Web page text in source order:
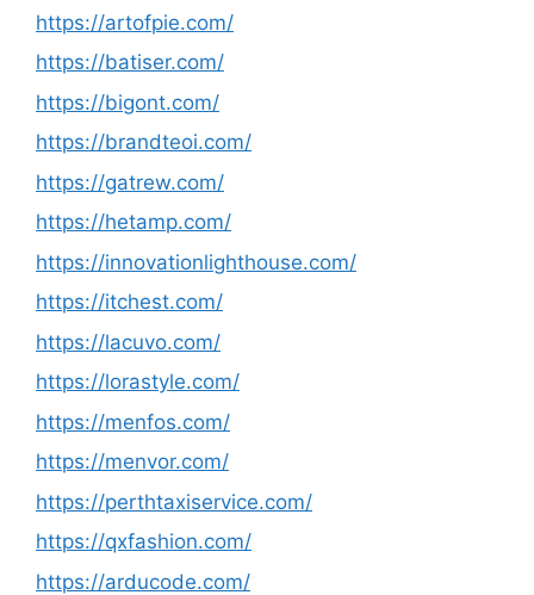
https://artofpie.com/
https://batiser.com/
https://bigont.com/
https://brandteoi.com/
https://gatrew.com/
https://hetamp.com/
https://innovationlighthouse.com/
https://itchest.com/
https://lacuvo.com/
https://lorastyle.com/
https://menfos.com/
https://menvor.com/
https://perthtaxiservice.com/
https://qxfashion.com/
https://arducode.com/